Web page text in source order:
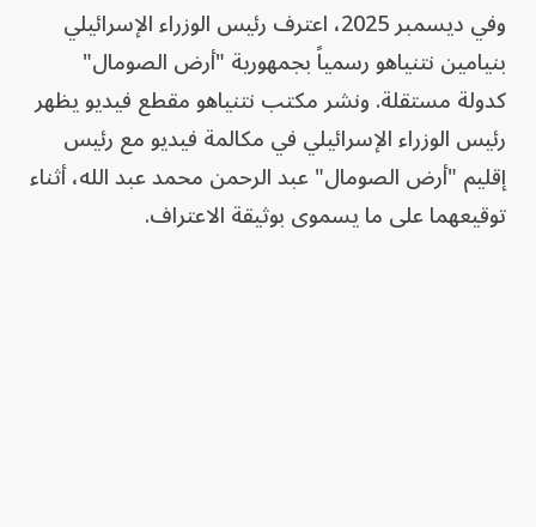
وفي ديسمبر 2025، اعترف رئيس الوزراء الإسرائيلي
بنيامين نتنياهو رسمياً بجمهورية "أرض الصومال"
كدولة مستقلة. ونشر مكتب نتنياهو مقطع فيديو يظهر
رئيس الوزراء الإسرائيلي في مكالمة فيديو مع رئيس
إقليم "أرض الصومال" عبد الرحمن محمد عبد الله، أثناء
توقيعهما على ما يسموى بوثيقة الاعتراف.